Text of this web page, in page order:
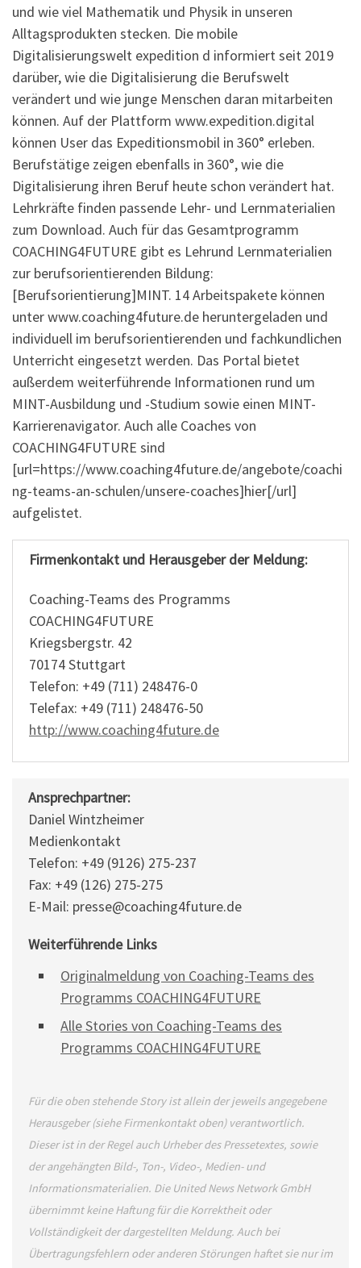
und wie viel Mathematik und Physik in unseren
Alltagsprodukten stecken. Die mobile
Digitalisierungswelt expedition d informiert seit 2019
darüber, wie die Digitalisierung die Berufswelt
verändert und wie junge Menschen daran mitarbeiten
können. Auf der Plattform www.expedition.digital
können User das Expeditionsmobil in 360° erleben.
Berufstätige zeigen ebenfalls in 360°, wie die
Digitalisierung ihren Beruf heute schon verändert hat.
Lehrkräfte finden passende Lehr- und Lernmaterialien
zum Download. Auch für das Gesamtprogramm
COACHING4FUTURE gibt es Lehrund Lernmaterialien
zur berufsorientierenden Bildung:
[Berufsorientierung]MINT. 14 Arbeitspakete können
unter www.coaching4future.de heruntergeladen und
individuell im berufsorientierenden und fachkundlichen
Unterricht eingesetzt werden. Das Portal bietet
außerdem weiterführende Informationen rund um
MINT-Ausbildung und -Studium sowie einen MINT-
Karrierenavigator. Auch alle Coaches von
COACHING4FUTURE sind
[url=https://www.coaching4future.de/angebote/coachi
ng-teams-an-schulen/unsere-coaches]hier[/url]
aufgelistet.
Firmenkontakt und Herausgeber der Meldung:
Coaching-Teams des Programms
COACHING4FUTURE
Kriegsbergstr. 42
70174 Stuttgart
Telefon: +49 (711) 248476-0
Telefax: +49 (711) 248476-50
http://www.coaching4future.de
Ansprechpartner:
Daniel Wintzheimer
Medienkontakt
Telefon: +49 (9126) 275-237
Fax: +49 (126) 275-275
E-Mail: presse@coaching4future.de
Weiterführende Links
Originalmeldung von Coaching-Teams des
Programms COACHING4FUTURE
Alle Stories von Coaching-Teams des
Programms COACHING4FUTURE
Für die oben stehende Story ist allein der jeweils angegebene
Herausgeber (siehe Firmenkontakt oben) verantwortlich.
Dieser ist in der Regel auch Urheber des Pressetextes, sowie
der angehängten Bild-, Ton-, Video-, Medien- und
Informationsmaterialien. Die United News Network GmbH
übernimmt keine Haftung für die Korrektheit oder
Vollständigkeit der dargestellten Meldung. Auch bei
Übertragungsfehlern oder anderen Störungen haftet sie nur im